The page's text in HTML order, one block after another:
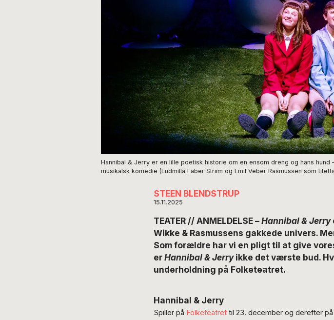
Hannibal & Jerry er en lille poetisk historie om en ensom dreng og hans
musikalsk komedie (Ludmilla Faber Striim og Emil Veber Rasmussen som
STEEN BLENDSTRUP
15.11.2025
TEATER // ANMELDELSE –Hannibal & Jerry
Wikke & Rasmussens gakkede univers.
Som forældre har vi en pligt til at give
erHannibal & Jerryikke det værste bud.
underholdning på Folketeatret.
Hannibal & Jerry
Spiller på Folketeatrettil 23. december og derefter på